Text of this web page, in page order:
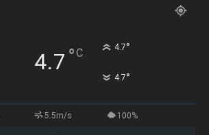
4.7 °C 4.7°
4.7°
5.5m/s 100%